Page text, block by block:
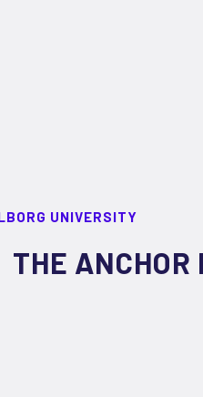
UNIVERSITY
THE ANCHOR